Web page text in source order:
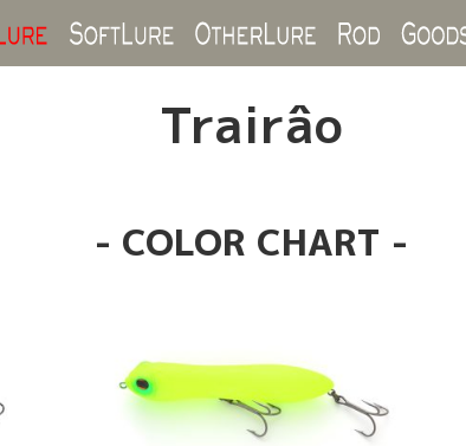
Hard Lure Soft Lure Other Lure
Rod
Trairâo
- COLOR CHART -